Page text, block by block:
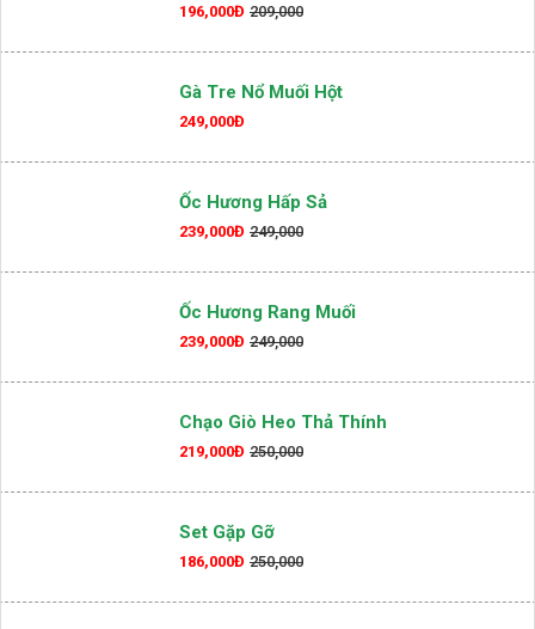
196,000Đ 209,000
Gà Tre Nổ Muối Hột
249,000Đ
Ốc Hương Hấp Sả
239,000Đ 249,000
Ốc Hương Rang Muối
239,000Đ 249,000
Chạo Giò Heo Thả Thính
219,000Đ 250,000
Set Gặp Gỡ
186,000Đ 250,000